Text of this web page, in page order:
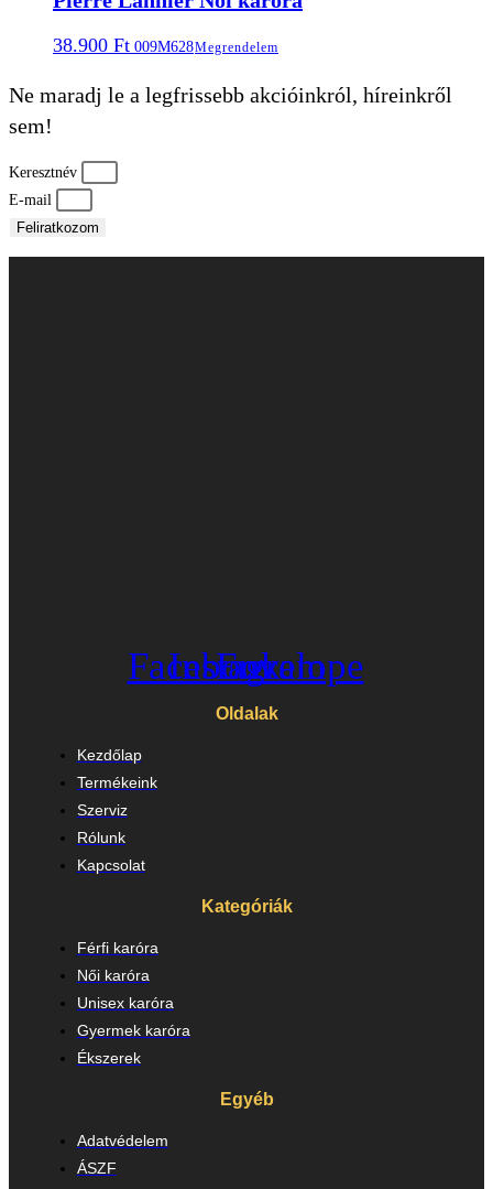
38.900 Ft 009M628Megrendelem
Ne maradj le a legfrissebb akcióinkról, híreinkről
sem!
Keresztnév
E-mail
Feliratkozom
Facebook
Instagram
Envelope
Oldalak
Kezdőlap
Termékeink
Szerviz
Rólunk
Kapcsolat
Kategóriák
Férfi karóra
Női karóra
Unisex karóra
Gyermek karóra
Ékszerek
Egyéb
Adatvédelem
ÁSZF